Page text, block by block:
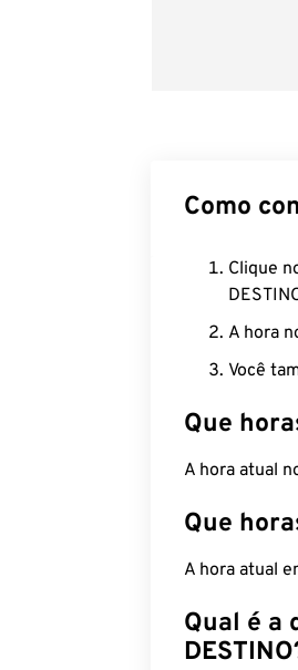
Como
Clique
A hora
Você
Que
A hora atual
Que
A hora atual
Qual é a